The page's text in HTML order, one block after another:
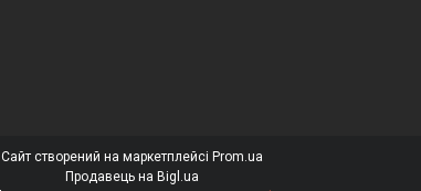
Сайт створений на маркетплейсі Prom.ua
Продавець на Bigl.ua